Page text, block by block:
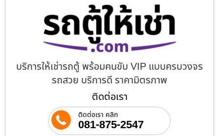
บริการให้เช่ารถตู้ พร้อมคนขับ VIP แบบครบวงจร
รถสวย บริการดี ราคามิตรภาพ
ติดต่อเรา
ติดต่อเรา คลิก
081-875-2547